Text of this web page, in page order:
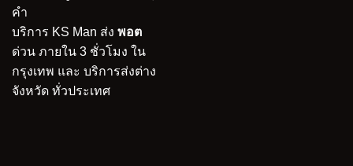
คำ
บริการ KS Man ส่ง พอต
ด่วน ภายใน 3 ชั่วโมง ใน
กรุงเทพ และ บริการส่งต่าง
จังหวัด ทั่วประเทศ